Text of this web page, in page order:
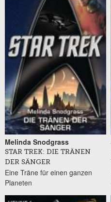
Melinda Snodgrass
STAR TREK: DIE TRÄNEN
DER SÄNGER
Eine Träne für einen ganzen
Planeten